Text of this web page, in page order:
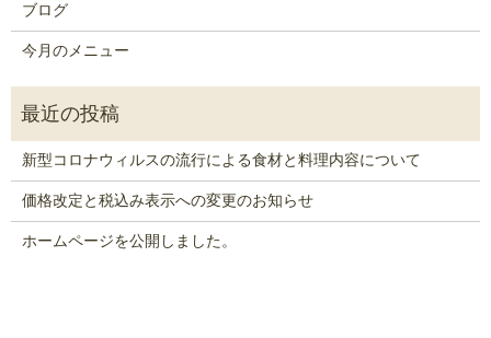
ブログ
今月のメニュー
新型コロナウィルスの流行による食材と料理内容について
価格改定と税込み表示への変更のお知らせ
ホームページを公開しました。